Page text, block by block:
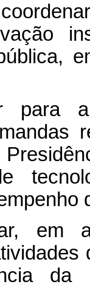
para
em